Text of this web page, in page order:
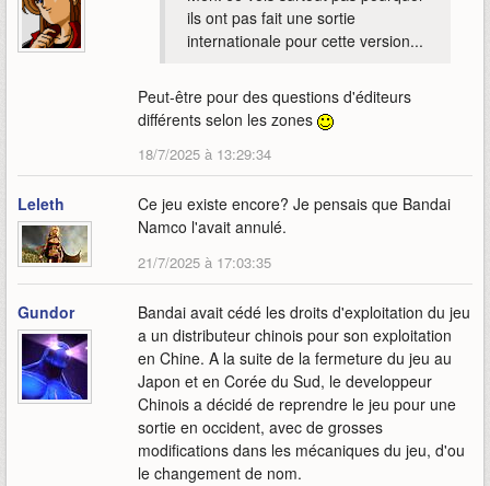
ils ont pas fait une sortie
internationale pour cette version...
Peut-être pour des questions d'éditeurs
différents selon les zones
18/7/2025 à 13:29:34
Leleth
Ce jeu existe encore? Je pensais que Bandai
Namco l'avait annulé.
21/7/2025 à 17:03:35
Gundor
Bandai avait cédé les droits d'exploitation du jeu
a un distributeur chinois pour son exploitation
en Chine. A la suite de la fermeture du jeu au
Japon et en Corée du Sud, le developpeur
Chinois a décidé de reprendre le jeu pour une
sortie en occident, avec de grosses
modifications dans les mécaniques du jeu, d'ou
le changement de nom.